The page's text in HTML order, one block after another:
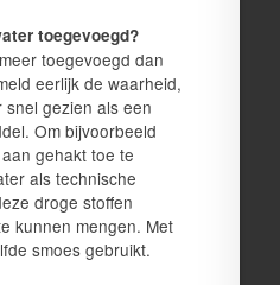
toegevoegd?
toegevoegd dan
eerlijk de waarheid,
gezien als een
Om bijvoorbeeld
gehakt toe te
als technische
droge stoffen
kunnen mengen. Met
smoes gebruikt.